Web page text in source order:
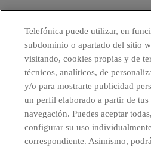
Responsabilidad con
Economía circular
Digitalización verde
Campos
Telefónica puede utilizar, en
subdominio o apartado del sitio
visitando, cookies propias y de
técnicos, analíticos, de
y/o para mostrarte publicidad
un perfil elaborado a partir de tus
navegación. Puedes aceptar
configurar su uso
correspondiente. Asimismo,